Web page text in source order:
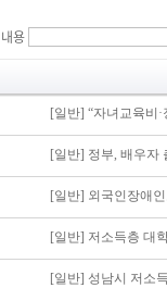
내용
[일반] “자녀교육비
[일반] 정부, 배우자
[일반] 외국인장애
[일반] 저소득층 대
[일반] 성남시 저소